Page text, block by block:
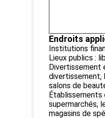
Endroits
Institutions
Lieux publics :
Divertissement
divertissement,
salons de
Établissements
supermarchés,
magasins de